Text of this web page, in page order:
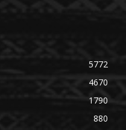
5772
4670
1790
880